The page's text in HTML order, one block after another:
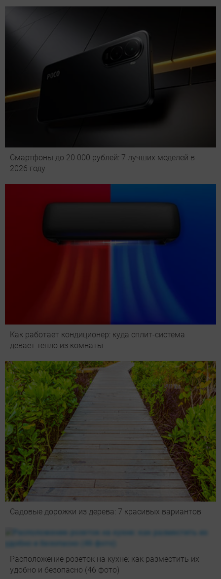
Смартфоны до 20 000 рублей: 7 лучших моделей в
2026 году
Как работает кондиционер: куда сплит-система
девает тепло из комнаты
Садовые дорожки из дерева: 7 красивых вариантов
Расположение розеток на кухне: как разместить их
удобно и безопасно (46 фото)